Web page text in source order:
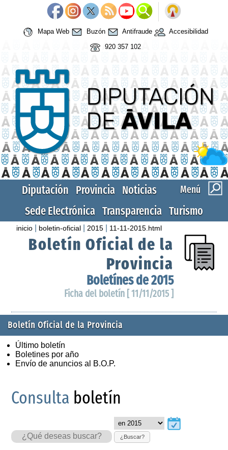
Mapa Web Buzón Antifraude
Accesibilidad
920 357 102
Menú
Diputación Provincia Noticias
Sede Electrónica Transparencia Turismo
inicio boletin-oficial 2015 11-11-2015.html
Boletín Oficial de la
Provincia
Boletínes de 2015
Ficha del boletín [ 11/11/2015 ]
Boletín Oficial de la Provincia
Último boletín
Boletines por año
Envío de anuncios al B.O.P.
Consulta boletín
¿Buscar?